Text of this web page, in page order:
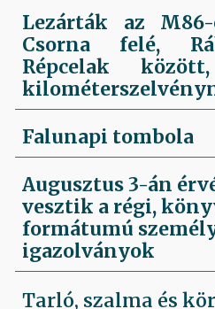
Lezárták az
Csorna felé,
Répcelak
Falunapi tombola
Augusztus 3-án
vesztik a régi,
formátumú
igazolványok
Tarló, szalma és